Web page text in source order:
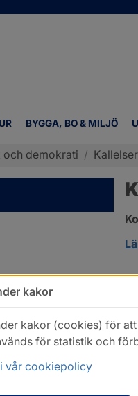
BYGGA, BO & MILJÖ
och demokrati /
kakor
kakor (cookies) för
för statistik och
vår cookiepolicy